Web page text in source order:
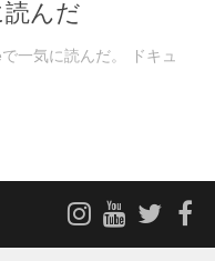
んだ
一気に読んだ。 ドキュ